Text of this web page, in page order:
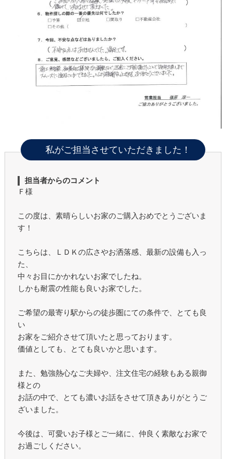
私がご担当させていただきました！
担当者からのコメント
Ｆ様
この度は、素晴らしいお家のご購入おめでとうございま
す！
こちらは、ＬＤＫの広さやお洒落感、最新の設備も入っ
た、
中々お目にかかれないお家でしたね。
しかも耐震の性能も良いお家でした。
ご希望の最寄り駅からの徒歩圏にての条件で、とても良
い
お家をご紹介させて頂いたと思っております。
価値としても、とても良いかと思います。
また、勉強熱心なご夫婦や、注文住宅の経験もある親御
様との
お話の中で、とても濃いお話をさせて頂きありがとうご
ざいました。
今後は、可愛いお子様とご一緒に、仲良く素敵なお家で
お過ごしください。